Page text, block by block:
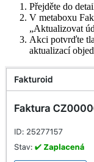
Přejděte do
V metaboxu
„Aktualizovat
Akci potvrďte
aktualizací